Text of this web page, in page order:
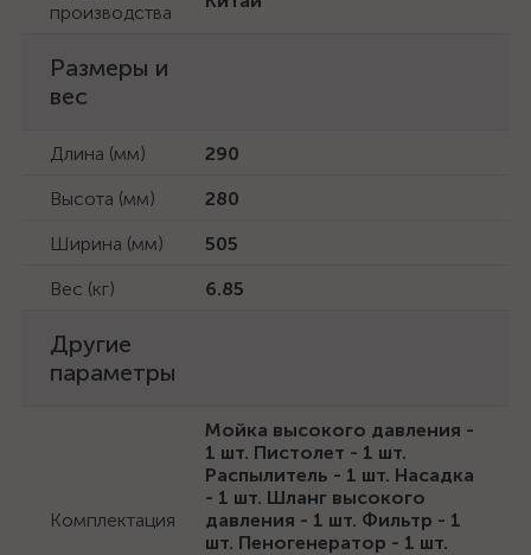
производства
Размеры и
вес
Длина (мм)
290
Высота (мм)
280
Ширина (мм)
505
Вес (кг)
6.85
Другие
параметры
Комплектация
Мойка высокого давления -
1 шт. Пистолет - 1 шт.
Распылитель - 1 шт. Насадка
- 1 шт. Шланг высокого
давления - 1 шт. Фильтр - 1
шт. Пеногенератор - 1 шт.